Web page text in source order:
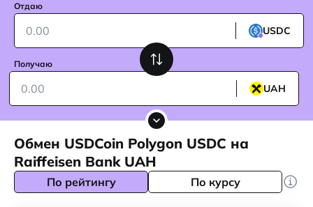
Отдаю
USDC
Получаю
UAH
Обмен USDCoin Polygon USDC на
Raiffeisen Bank UAH
По рейтингу По курсу